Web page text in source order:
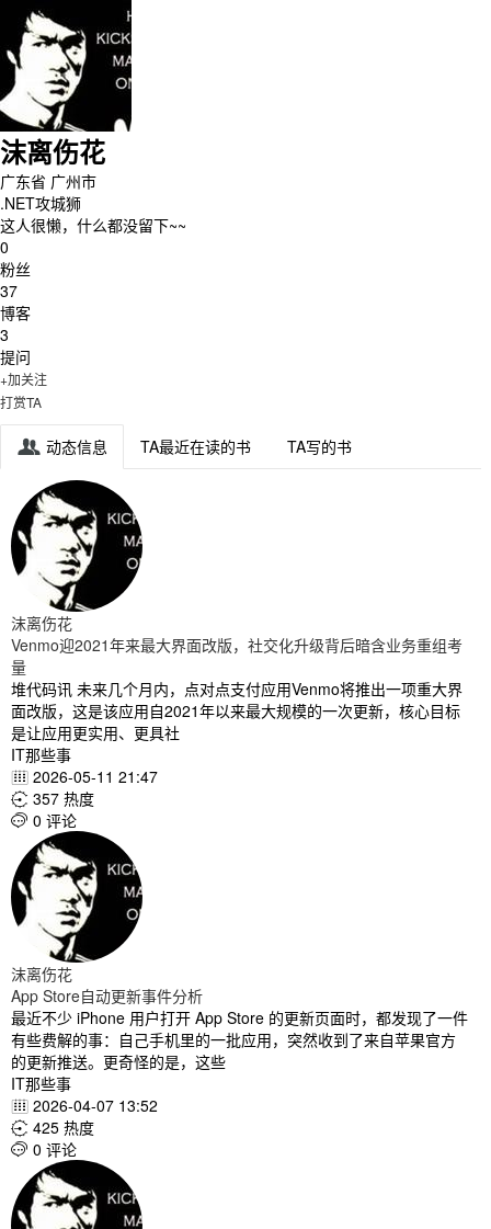
沫离伤花
广东省 广州市
.NET攻城狮
这人很懒，什么都没留下~~
0
粉丝
37
博客
3
提问
+加关注
打赏TA
 动态信息 TA最近在读的书 TA写的书
沫离伤花
Venmo迎2021年来最大界面改版，社交化升级背后暗含业务重组考
量
堆代码讯 未来几个月内，点对点支付应用Venmo将推出一项重大界
面改版，这是该应用自2021年以来最大规模的一次更新，核心目标
是让应用更实用、更具社
IT那些事
 2026-05-11 21:47
 357 热度
 0 评论
沫离伤花
App Store自动更新事件分析
最近不少 iPhone 用户打开 App Store 的更新页面时，都发现了一件
有些费解的事：自己手机里的一批应用，突然收到了来自苹果官方
的更新推送。更奇怪的是，这些
IT那些事
 2026-04-07 13:52
 425 热度
 0 评论